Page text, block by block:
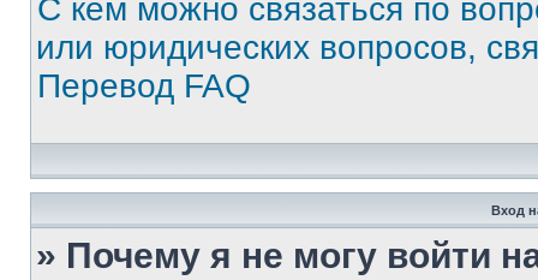
С кем можно связаться по
или юридических вопросов,
Перевод FAQ
Вход
» Почему я не могу войти